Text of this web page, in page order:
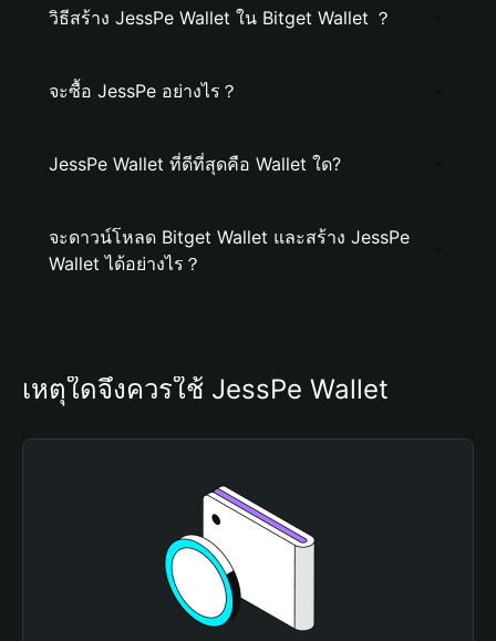
วิธีสร้าง JessPe Wallet ใน Bitget Wallet ？
จะซื้อ JessPe อย่างไร？
JessPe Wallet ที่ดีที่สุดคือ Wallet ใด?
จะดาวน์โหลด Bitget Wallet และสร้าง JessPe
Wallet ได้อย่างไร？
เหตุใดจึงควรใช้ JessPe Wallet